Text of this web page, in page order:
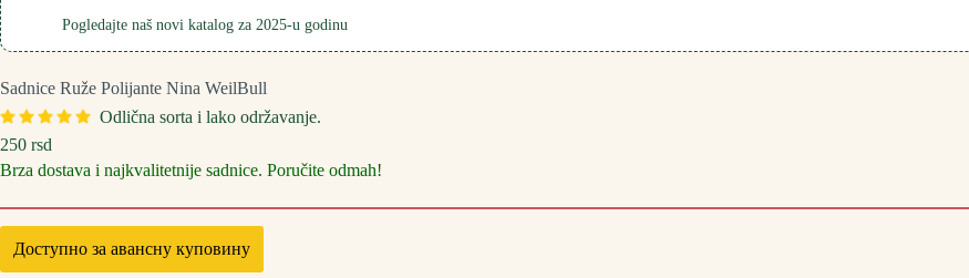
Pogledajte naš novi katalog za 2025-u godinu
Sadnice Ruže Polijante Nina WeilBull
Odlična sorta i lako održavanje.
250 rsd
Brza dostava i najkvalitetnije sadnice. Poručite odmah!
Доступно за авансну куповину